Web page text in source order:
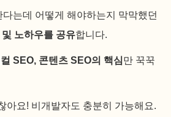
는데 어떻게 해야하는지 막막했던
노하우를 공유합니다.
SEO, 콘텐츠 SEO의 핵심만 꾹꾹
아요! 비개발자도 충분히 가능해요.